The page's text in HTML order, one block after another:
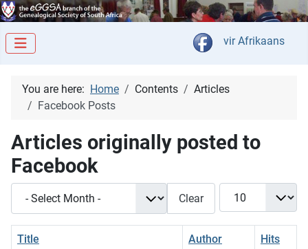
Select your
vir Afrikaans
You are here: Home Contents
Articles
Facebook Posts
Articles originally posted to
Facebook
Clear
Display #
Title Author Hits